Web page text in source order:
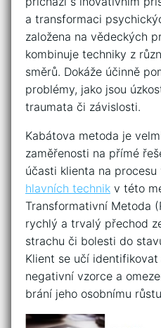
a transformaci
založena na⁤ vědeckých
kombinuje techniky z
směrů. ‍Dokáže účinně
problémy, ‌jako ‌jsou
traumata či závislosti.
Kabátova metoda je
zaměřenosti ‍na přímé
účasti klienta na
hlavních technik v‌ této
⁢Transformativní⁢ Metoda
rychlý a trvalý přechod
strachu či bolesti do
Klient se ⁣učí
negativní vzorce a‍
brání jeho osobnímu